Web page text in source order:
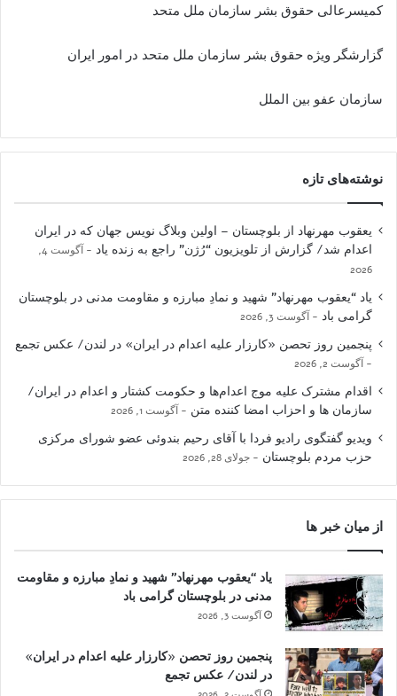
كميسرعالى حقوق بشر سازمان ملل متحد
گزارشگر ويژه حقوق بشر سازمان ملل متحد در امور ایران
سازمان عفو بين الملل
نوشته‌های تازه
یعقوب مهرنهاد از بلوچستان – اولین وبلاگ نویس جهان که در ایران
اعدام شد/ گزارش از تلویزیون “رُژن” راجع به زنده یاد
آگوست 4,
2026
یاد “یعقوب مهرنهاد” شهید و نمادِ مبارزه و مقاومت مدنی در بلوچستان
گرامی باد
آگوست 3, 2026
پنجمین روز تحصن «کارزار علیه اعدام در ایران» در لندن/ عکس تجمع
آگوست 2, 2026
اقدام مشترک علیه موج اعدام‌ها و حکومت کشتار و اعدام در ایران/
سازمان ها و احزاب امضا کننده متن
آگوست 1, 2026
ویدیو گفتگوی رادیو فردا با آقای رحیم بندوئی عضو شورای مرکزی
حزب مردم بلوچستان
جولای 28, 2026
از میان خبر ها
یاد “یعقوب مهرنهاد” شهید و نمادِ مبارزه و مقاومت
مدنی در بلوچستان گرامی باد
آگوست 3, 2026
پنجمین روز تحصن «کارزار علیه اعدام در ایران»
در لندن/ عکس تجمع